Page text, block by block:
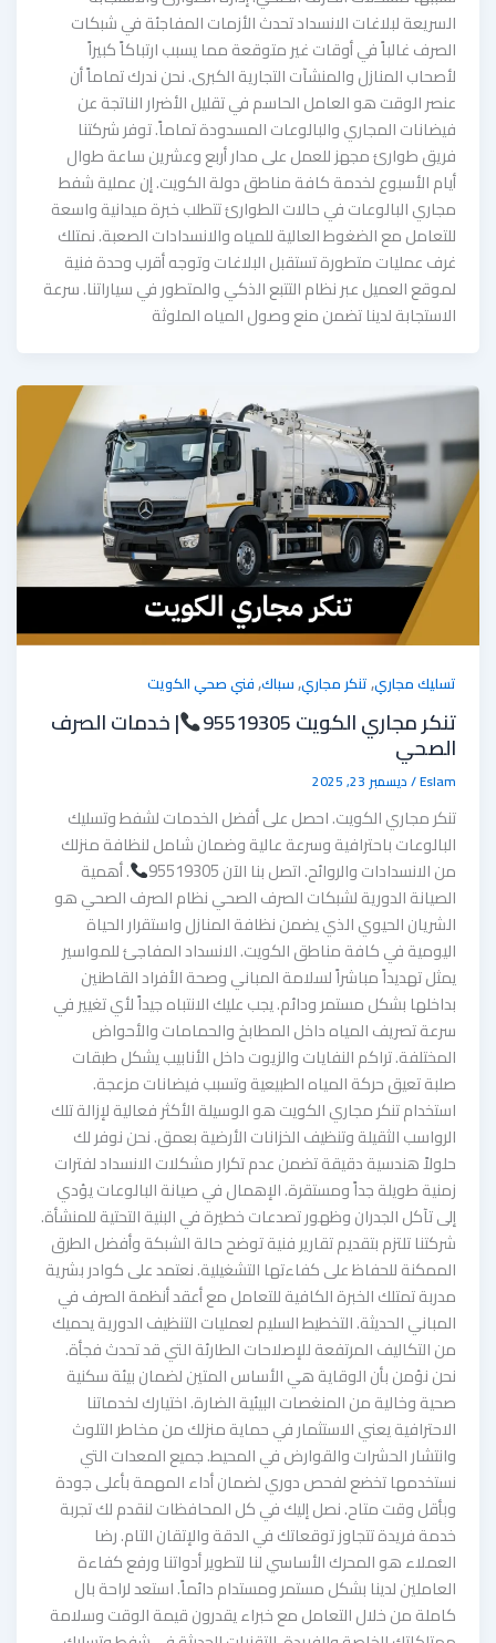
السريعة لبلاغات الانسداد تحدث الأزمات المفاجئة في شبكات
الصرف غالباً في أوقات غير متوقعة مما يسبب ارتباكاً كبيراً
لأصحاب المنازل والمنشآت التجارية الكبرى. نحن ندرك تماماً أن
عنصر الوقت هو العامل الحاسم في تقليل الأضرار الناتجة عن
فيضانات المجاري والبالوعات المسدودة تماماً. توفر شركتنا
فريق طوارئ مجهز للعمل على مدار أربع وعشرين ساعة طوال
أيام الأسبوع لخدمة كافة مناطق دولة الكويت. إن عملية شفط
مجاري البالوعات في حالات الطوارئ تتطلب خبرة ميدانية واسعة
للتعامل مع الضغوط العالية للمياه والانسدادات الصعبة. نمتلك
غرف عمليات متطورة تستقبل البلاغات وتوجه أقرب وحدة فنية
لموقع العميل عبر نظام التتبع الذكي والمتطور في سياراتنا. سرعة
الاستجابة لدينا تضمن منع وصول المياه الملوثة
تسليك مجاري,تنكر مجاري,سباك,فني صحي الكويت
تنكر مجاري الكويت 95519305 | خدمات الصرف
الصحي
Eslam
/ديسمبر 23, 2025
تنكر مجاري الكويت. احصل على أفضل الخدمات لشفط وتسليك
البالوعات باحترافية وسرعة عالية وضمان شامل لنظافة منزلك
من الانسدادات والروائح. اتصل بنا الآن 95519305
. أهمية
الصيانة الدورية لشبكات الصرف الصحي نظام الصرف الصحي هو
الشريان الحيوي الذي يضمن نظافة المنازل واستقرار الحياة
اليومية في كافة مناطق الكويت. الانسداد المفاجئ للمواسير
يمثل تهديداً مباشراً لسلامة المباني وصحة الأفراد القاطنين
بداخلها بشكل مستمر ودائم. يجب عليك الانتباه جيداً لأي تغيير في
سرعة تصريف المياه داخل المطابخ والحمامات والأحواض
المختلفة. تراكم النفايات والزيوت داخل الأنابيب يشكل طبقات
صلبة تعيق حركة المياه الطبيعية وتسبب فيضانات مزعجة.
استخدام تنكر مجاري الكويت هو الوسيلة الأكثر فعالية لإزالة تلك
الرواسب الثقيلة وتنظيف الخزانات الأرضية بعمق. نحن نوفر لك
حلولاً هندسية دقيقة تضمن عدم تكرار مشكلات الانسداد لفترات
زمنية طويلة جداً ومستقرة. الإهمال في صيانة البالوعات يؤدي
إلى تآكل الجدران وظهور تصدعات خطيرة في البنية التحتية للمنشأة.
شركتنا تلتزم بتقديم تقارير فنية توضح حالة الشبكة وأفضل الطرق
الممكنة للحفاظ على كفاءتها التشغيلية. نعتمد على كوادر بشرية
مدربة تمتلك الخبرة الكافية للتعامل مع أعقد أنظمة الصرف في
المباني الحديثة. التخطيط السليم لعمليات التنظيف الدورية يحميك
من التكاليف المرتفعة للإصلاحات الطارئة التي قد تحدث فجأة.
نحن نؤمن بأن الوقاية هي الأساس المتين لضمان بيئة سكنية
صحية وخالية من المنغصات البيئية الضارة. اختيارك لخدماتنا
الاحترافية يعني الاستثمار في حماية منزلك من مخاطر التلوث
وانتشار الحشرات والقوارض في المحيط. جميع المعدات التي
نستخدمها تخضع لفحص دوري لضمان أداء المهمة بأعلى جودة
وبأقل وقت متاح. نصل إليك في كل المحافظات لنقدم لك تجربة
خدمة فريدة تتجاوز توقعاتك في الدقة والإتقان التام. رضا
العملاء هو المحرك الأساسي لنا لتطوير أدواتنا ورفع كفاءة
العاملين لدينا بشكل مستمر ومستدام دائماً. استعد لراحة بال
كاملة من خلال التعامل مع خبراء يقدرون قيمة الوقت وسلامة